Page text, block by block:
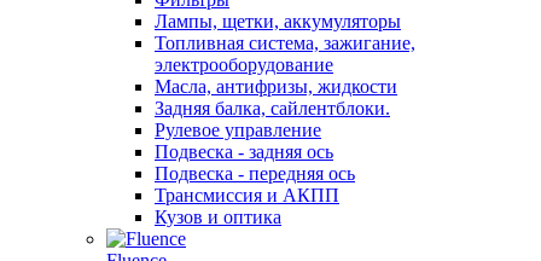
Лампы, щетки, аккумуляторы
Топливная система, зажигание,
электрооборудование
Масла, антифризы, жидкости
Задняя балка, сайлентблоки.
Рулевое управление
Подвеска - задняя ось
Подвеска - передняя ось
Трансмиссия и АКПП
Кузов и оптика